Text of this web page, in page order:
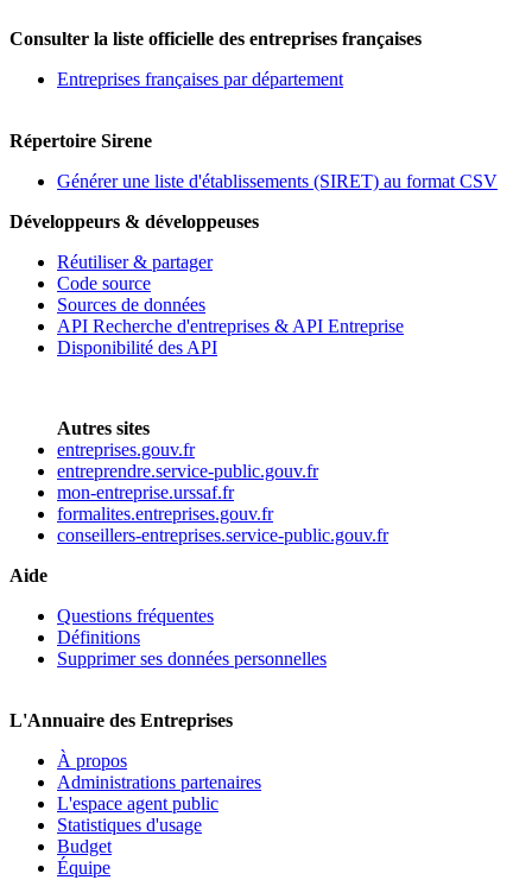
Consulter la liste officielle des entreprises françaises
Entreprises françaises par département
Répertoire Sirene
Générer une liste d'établissements (SIRET) au format CSV
Développeurs & développeuses
Réutiliser & partager
Code source
Sources de données
API Recherche d'entreprises & API Entreprise
Disponibilité des API
Autres sites
entreprises.gouv.fr
entreprendre.service-public.gouv.fr
mon-entreprise.urssaf.fr
formalites.entreprises.gouv.fr
conseillers-entreprises.service-public.gouv.fr
Aide
Questions fréquentes
Définitions
Supprimer ses données personnelles
L'Annuaire des Entreprises
À propos
Administrations partenaires
L'espace agent public
Statistiques d'usage
Budget
Équipe